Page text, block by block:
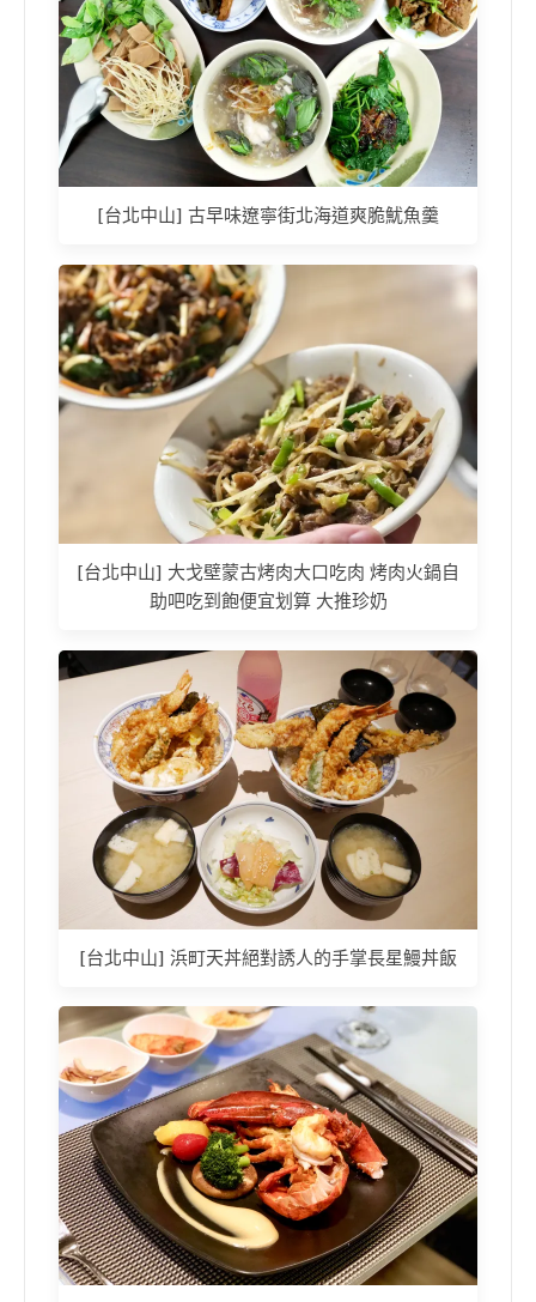
[台北中山] 古早味遼寧街北海道爽脆魷魚羹
[台北中山] 大戈壁蒙古烤肉大口吃肉 烤肉火鍋自
助吧吃到飽便宜划算 大推珍奶
[台北中山] 浜町天丼絕對誘人的手掌長星鰻丼飯